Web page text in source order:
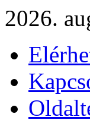
2026.